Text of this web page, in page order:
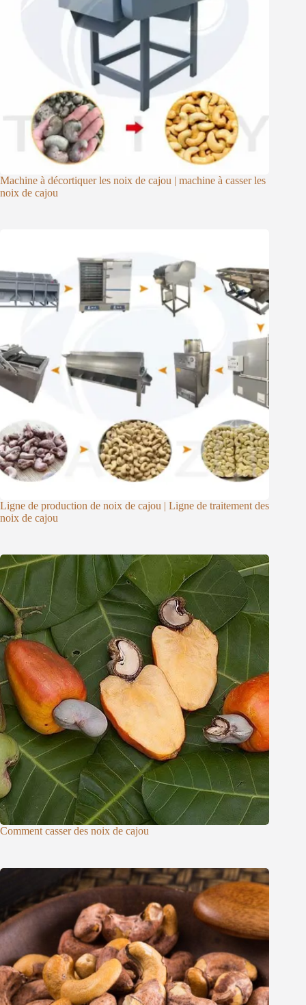
Machine à décortiquer les noix de cajou | machine à casser les
noix de cajou
Ligne de production de noix de cajou | Ligne de traitement des
noix de cajou
Comment casser des noix de cajou